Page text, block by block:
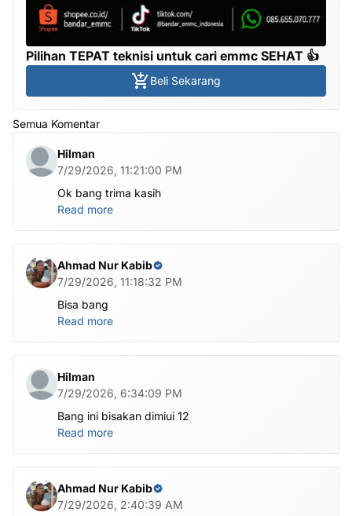
Pilihan TEPAT teknisi untuk cari emmc SEHAT 👍
Beli Sekarang
Semua Komentar
Hilman
7/29/2026, 11:21:00 PM
Ok bang trima kasih
Read more
Ahmad Nur Kabib
7/29/2026, 11:18:32 PM
Bisa bang
Read more
Hilman
7/29/2026, 6:34:09 PM
Bang ini bisakan dimiui 12
Read more
Ahmad Nur Kabib
7/29/2026, 2:40:39 AM